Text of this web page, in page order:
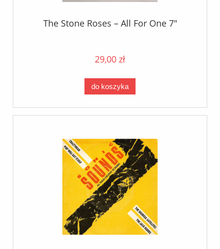
The Stone Roses – All For One 7"
29,00 zł
do koszyka